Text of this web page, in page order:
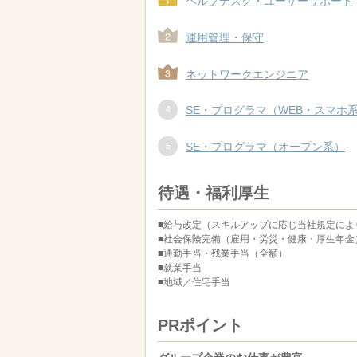
運用管理・保守
ネットワークエンジニア
SE・プログラマ（WEB・スマホ系
SE・プログラマ（オープン系）
待遇・福利厚生
■給与改定（スキルアップに応じ当社規定によ
■社会保険完備（雇用・労災・健康・厚生年金
■通勤手当・残業手当（全額）
■就業手当
■地域／住宅手当
PRポイント